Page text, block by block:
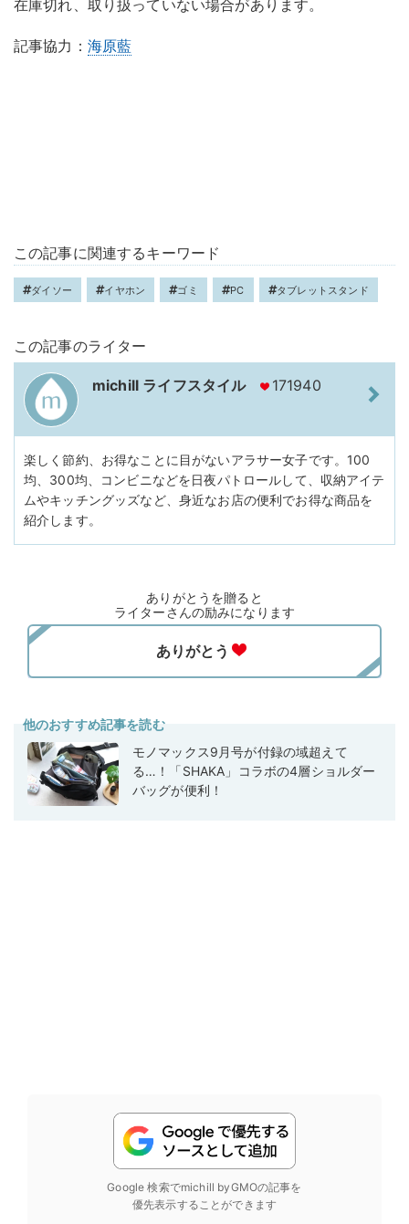
在庫切れ、取り扱っていない場合があります。
記事協力： 海原藍
この記事に関連するキーワード
ダイソー イヤホン ゴミ PC タブレットスタンド
この記事のライター
michill ライフスタイル 171940
楽しく節約、お得なことに目がないアラサー女子です。100
均、300均、コンビニなどを日夜パトロールして、収納アイテ
ムやキッチングッズなど、身近なお店の便利でお得な商品を
紹介します。
ありがとうを贈ると
ライターさんの励みになります
他のおすすめ記事を読む
モノマックス9月号が付録の域超えて
る…！「SHAKA」コラボの4層ショルダー
バッグが便利！
Google 検索でmichill byGMOの記事を
優先表示することができます